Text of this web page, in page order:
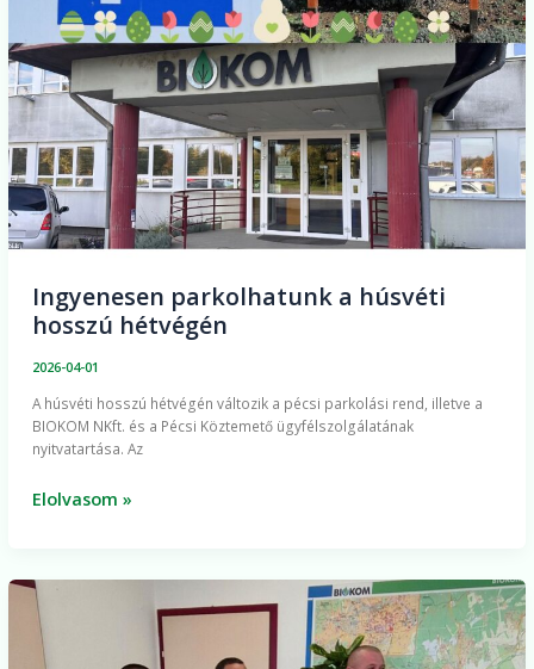
Ingyenesen parkolhatunk a húsvéti
hosszú hétvégén
2026-04-01
A húsvéti hosszú hétvégén változik a pécsi parkolási rend, illetve a
BIOKOM NKft. és a Pécsi Köztemető ügyfélszolgálatának
nyitvatartása. Az
Elolvasom »
Hétköznapi
hősök
a